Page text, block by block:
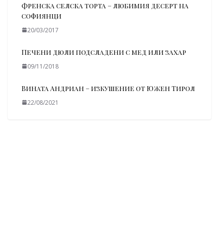
Френска селска торта – любимия десерт на
софиянци
20/03/2017
Печени дюли подсладени с мед или захар
09/11/2018
Вината Андриан – изкушение от Южен Тирол
22/08/2021